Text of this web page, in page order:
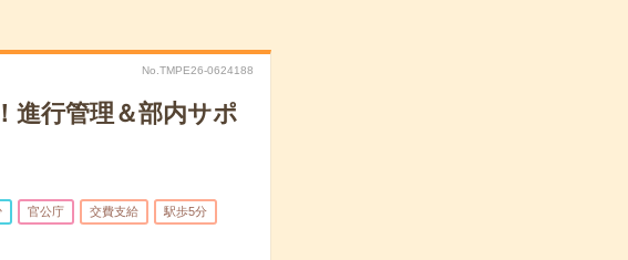
No.TMPE26-0624188
進行管理＆部内サポ
官公庁 交費支給 駅歩5分